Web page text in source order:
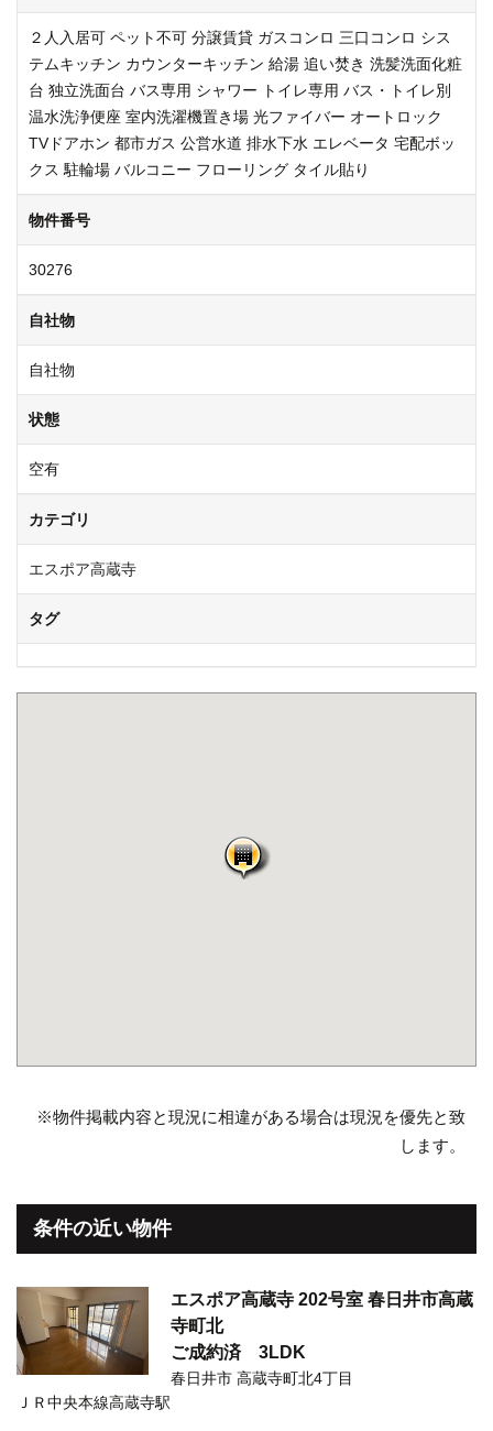
２人入居可 ペット不可 分譲賃貸 ガスコンロ 三口コンロ シス
テムキッチン カウンターキッチン 給湯 追い焚き 洗髪洗面化粧
台 独立洗面台 バス専用 シャワー トイレ専用 バス・トイレ別
温水洗浄便座 室内洗濯機置き場 光ファイバー オートロック
TVドアホン 都市ガス 公営水道 排水下水 エレベータ 宅配ボッ
クス 駐輪場 バルコニー フローリング タイル貼り
物件番号
30276
自社物
自社物
状態
空有
カテゴリ
エスポア高蔵寺
タグ
※物件掲載内容と現況に相違がある場合は現況を優先と致
します。
条件の近い物件
エスポア高蔵寺 202号室 春日井市高蔵
寺町北
ご成約済 3LDK
春日井市 高蔵寺町北4丁目
ＪＲ中央本線高蔵寺駅